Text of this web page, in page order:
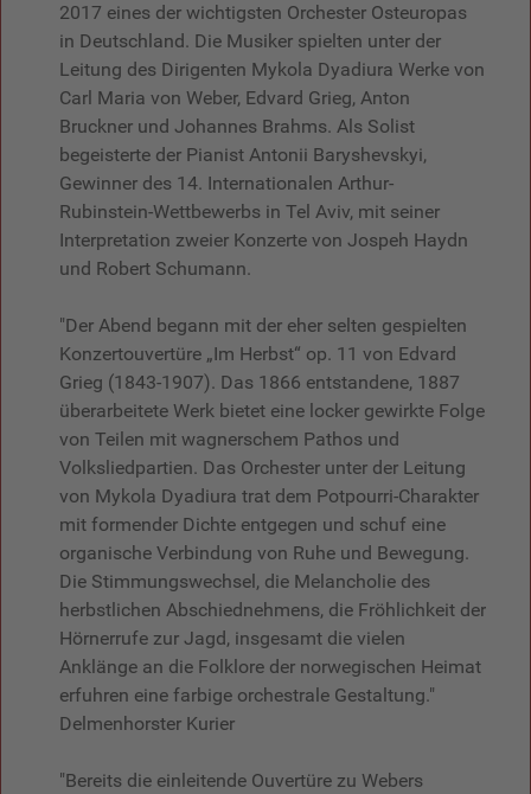
2017 eines der wichtigsten Orchester Osteuropas
in Deutschland. Die Musiker spielten unter der
Leitung des Dirigenten Mykola Dyadiura Werke von
Carl Maria von Weber, Edvard Grieg, Anton
Bruckner und Johannes Brahms. Als Solist
begeisterte der Pianist Antonii Baryshevskyi,
Gewinner des 14. Internationalen Arthur-
Rubinstein-Wettbewerbs in Tel Aviv, mit seiner
Interpretation zweier Konzerte von Jospeh Haydn
und Robert Schumann.
"Der Abend begann mit der eher selten gespielten
Konzertouvertüre „Im Herbst“ op. 11 von Edvard
Grieg (1843-1907). Das 1866 entstandene, 1887
überarbeitete Werk bietet eine locker gewirkte Folge
von Teilen mit wagnerschem Pathos und
Volksliedpartien. Das Orchester unter der Leitung
von Mykola Dyadiura trat dem Potpourri-Charakter
mit formender Dichte entgegen und schuf eine
organische Verbindung von Ruhe und Bewegung.
Die Stimmungswechsel, die Melancholie des
herbstlichen Abschiednehmens, die Fröhlichkeit der
Hörnerrufe zur Jagd, insgesamt die vielen
Anklänge an die Folklore der norwegischen Heimat
erfuhren eine farbige orchestrale Gestaltung."
Delmenhorster Kurier
"Bereits die einleitende Ouvertüre zu Webers